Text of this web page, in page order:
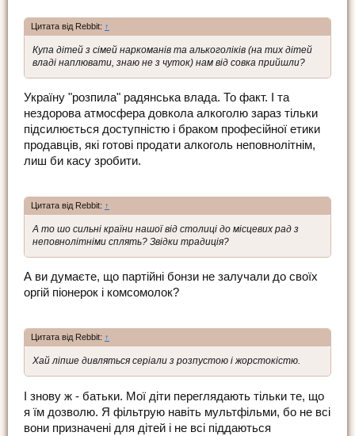
Цитата від Rebbit: ↑
Купа дітей з сімей наркоманів та алькоголіків (на тих дітей
владі наплювати, знаю не з чуток) нам від совка прийшли?
Україну "розпила" радянська влада. То факт. І та
нездорова атмосфера довкола алкоголю зараз тільки
підсилюється доступністю і браком професійної етики
продавців, які готові продати алкоголь неповнолітнім,
лиш би касу зробити.
Цитата від Rebbit: ↑
А то шо сильні країни нашої від столиці до місцевих рад з
неповнолітніми сплять? Звідки традиція?
А ви думаєте, що партійні бонзи не залучали до своїх
оргій піонерок і комсомолок?
Цитата від Rebbit: ↑
Хай ліпше дивляться серіали з розпустою і жорстокістю.
І знову ж - батьки. Мої діти переглядають тільки те, що
я їм дозволю. Я фільтрую навіть мультфільми, бо не всі
вони призначені для дітей і не всі піддаються